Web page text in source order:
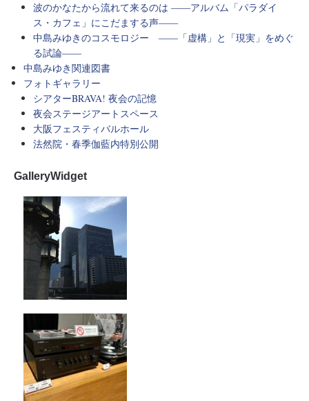
波のかなたから流れて来るのは ――アルバム「パラダイ
ス・カフェ」にこだまする声――
中島みゆきのコスモロジー ――「虚構」と「現実」をめぐ
る試論――
中島みゆき関連図書
フォトギャラリー
シアターBRAVA! 夜会の記憶
夜会ステージアートスペース
大阪フェスティバルホール
法然院・春季伽藍内特別公開
GalleryWidget